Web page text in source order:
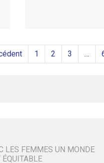
1 2 3 …
LES FEMMES UN MONDE